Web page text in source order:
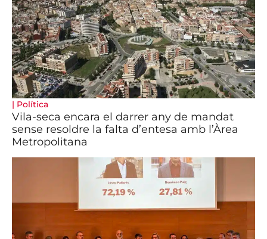
| Política
Vila-seca encara el darrer any de mandat
sense resoldre la falta d’entesa amb l’Àrea
Metropolitana